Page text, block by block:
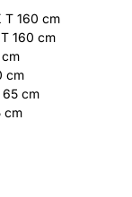
T 160 cm
160 cm
cm
cm
65 cm
cm